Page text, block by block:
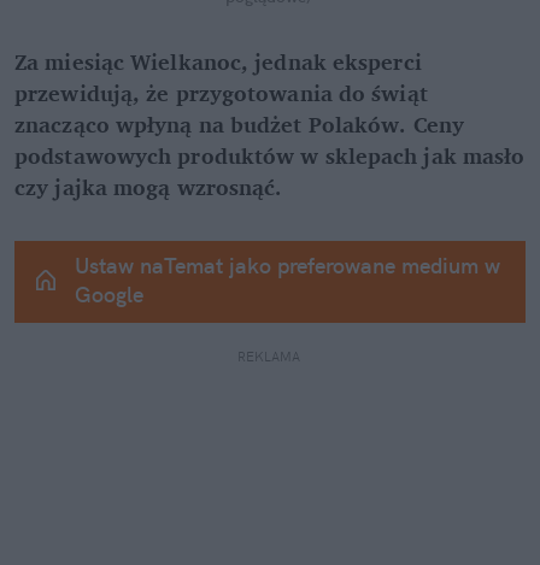
Za miesiąc Wielkanoc, jednak eksperci
przewidują, że przygotowania do świąt
znacząco wpłyną na budżet Polaków. Ceny
podstawowych produktów w sklepach jak masło
czy jajka mogą wzrosnąć.
Ustaw naTemat jako preferowane medium w
Google
REKLAMA